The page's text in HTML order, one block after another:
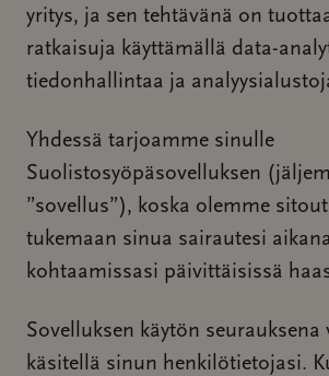
yritys, ja sen tehtävänä on
ratkaisuja käyttämällä data-
tiedonhallintaa ja
Yhdessä tarjoamme sinulle
Suolistosyöpäsovelluksen
”sovellus”), koska olemme
tukemaan sinua sairautesi
kohtaamissasi päivittäisissä
Sovelluksen käytön seurauksena
käsitellä sinun henkilötietojasi.